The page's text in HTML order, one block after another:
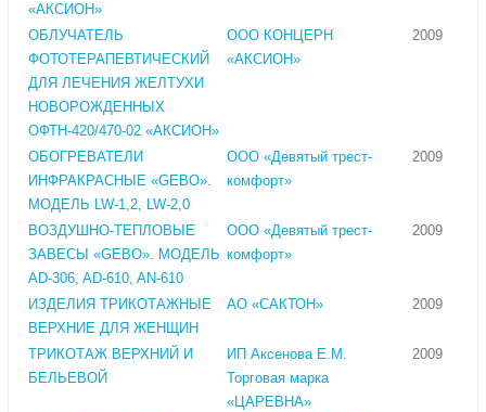
«АКСИОН»
ОБЛУЧАТЕЛЬ
ФОТОТЕРАПЕВТИЧЕСКИЙ
ДЛЯ ЛЕЧЕНИЯ ЖЕЛТУХИ
НОВОРОЖДЕННЫХ
ОФТН-420/470-02 «АКСИОН»
ООО КОНЦЕРН
«АКСИОН»
2009
ОБОГРЕВАТЕЛИ
ИНФРАКРАСНЫЕ «GEBO».
МОДЕЛЬ LW-1,2, LW-2,0
ООО «Девятый трест-
комфорт»
2009
ВОЗДУШНО-ТЕПЛОВЫЕ
ЗАВЕСЫ «GEBO». МОДЕЛЬ
AD-306, AD-610, AN-610
ООО «Девятый трест-
комфорт»
2009
ИЗДЕЛИЯ ТРИКОТАЖНЫЕ
ВЕРХНИЕ ДЛЯ ЖЕНЩИН
АО «САКТОН» 2009
ТРИКОТАЖ ВЕРХНИЙ И
БЕЛЬЕВОЙ
ИП Аксенова Е.М.
Торговая марка
«ЦАРЕВНА»
2009